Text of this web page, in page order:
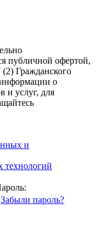
публичной офертой,
Гражданского
о
и услуг, для
и
технологий
Забыли пароль?